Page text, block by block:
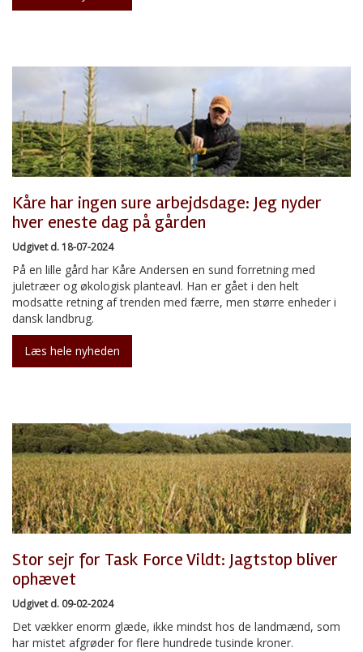
Kåre har ingen sure arbejdsdage: Jeg nyder
hver eneste dag på gården
Udgivet d. 18-07-2024
På en lille gård har Kåre Andersen en sund forretning med
juletræer og økologisk planteavl. Han er gået i den helt
modsatte retning af trenden med færre, men større enheder i
dansk landbrug.
Læs hele nyheden
Stor sejr for Task Force Vildt: Jagtstop bliver
ophævet
Udgivet d. 09-02-2024
Det vækker enorm glæde, ikke mindst hos de landmænd, som
har mistet afgrøder for flere hundrede tusinde kroner.